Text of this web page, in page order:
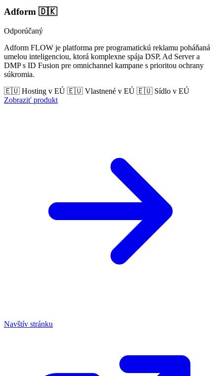
Adform 🇩🇰
Odporúčaný
Adform FLOW je platforma pre programatickú reklamu poháňaná
umelou inteligenciou, ktorá komplexne spája DSP, Ad Server a
DMP s ID Fusion pre omnichannel kampane s prioritou ochrany
súkromia.
🇪🇺 Hosting v EÚ 🇪🇺 Vlastnené v EÚ 🇪🇺 Sídlo v EÚ
Zobraziť produkt
Navštív stránku